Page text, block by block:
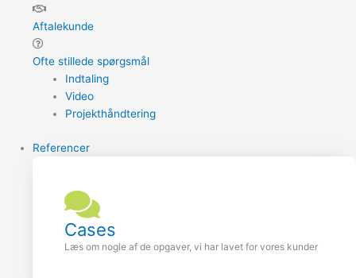
Aftalekunde
Ofte stillede spørgsmål
Indtaling
Video
Projekthåndtering
Referencer
Cases
Læs om nogle af de opgaver, vi har lavet for vores kunder